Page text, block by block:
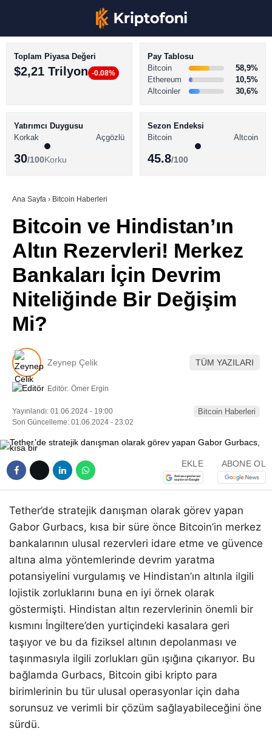
Youtube
TikTok
Telegram
BİTCOİN HABERLERİ
ALTCOİN HABERLERİ
SÖZLÜK
Toplam Piyasa Değeri
$2,21 Trilyon -0.08%
Pay Tablosu
Bitcoin
58,9%
Ethereum
10,5%
Altcoinler
30,6%
Yatırımcı Duygusu
Korkak
Açgözlü
30/100Korku
Sezon Endeksi
Bitcoin
Altcoin
45.8/100
Ana Sayfa › Bitcoin Haberleri
Bitcoin ve Hindistan’ın
Altın Rezervleri! Merkez
Bankaları İçin Devrim
Niteliğinde Bir Değişim
Mi?
Zeynep Çelik TÜM YAZILARI
Editör: Ömer Ergin
Yayınlandı: 01.06.2024 - 19:00
Son Güncelleme: 01.06.2024 - 23:02
Bitcoin Haberleri
EKLE ABONE OL
Tether’de stratejik danışman olarak görev yapan
Gabor Gurbacs, kısa bir süre önce Bitcoin’in merkez
bankalarının ulusal rezervleri idare etme ve güvence
altına alma yöntemlerinde devrim yaratma
potansiyelini vurgulamış ve Hindistan’ın altınla ilgili
lojistik zorluklarını buna en iyi örnek olarak
göstermişti. Hindistan altın rezervlerinin önemli bir
kısmını İngiltere’den yurtiçindeki kasalara geri
taşıyor ve bu da fiziksel altının depolanması ve
taşınmasıyla ilgili zorlukları gün ışığına çıkarıyor. Bu
bağlamda Gurbacs, Bitcoin gibi kripto para
birimlerinin bu tür ulusal operasyonlar için daha
sorunsuz ve verimli bir çözüm sağlayabileceğini öne
sürdü.